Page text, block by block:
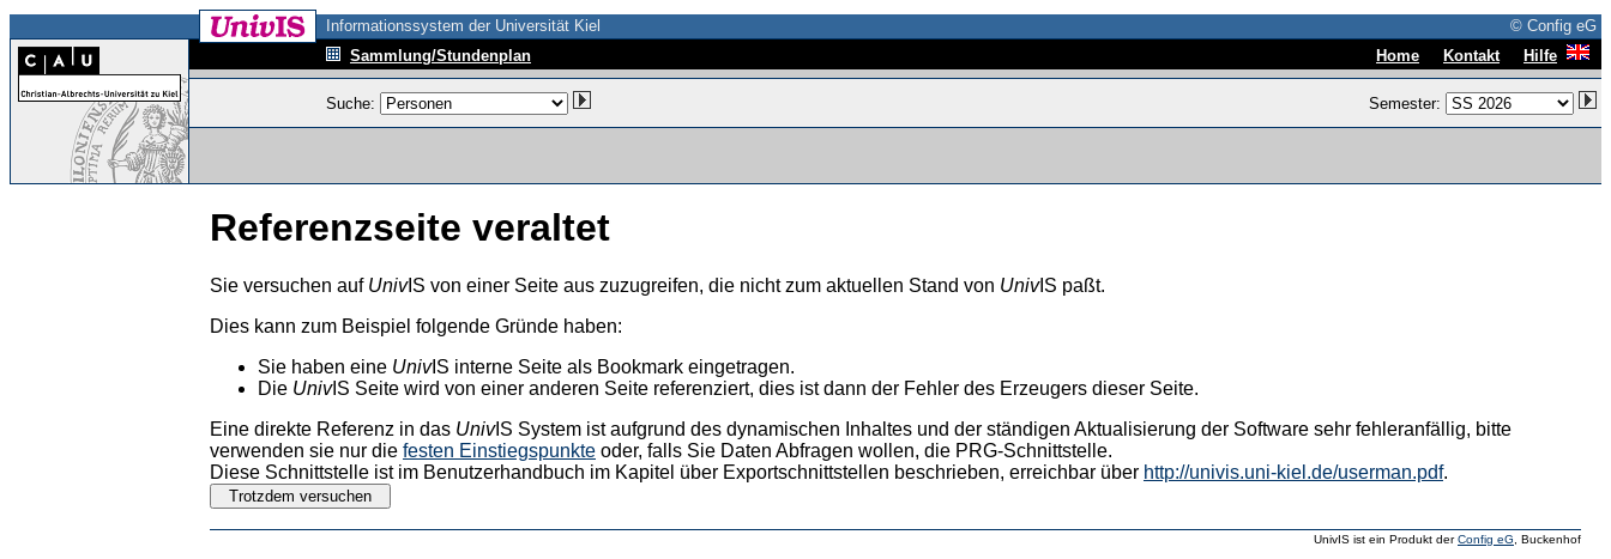
Informationssystem der Universität Kiel
© Config eG
Sammlung/Stundenplan
Home Kontakt Hilfe
Suche: Semester:
Referenzseite veraltet
Sie versuchen auf UnivIS von einer Seite aus zuzugreifen, die nicht zum aktuellen Stand von UnivIS paßt.
Dies kann zum Beispiel folgende Gründe haben:
Sie haben eine UnivIS interne Seite als Bookmark eingetragen.
Die UnivIS Seite wird von einer anderen Seite referenziert, dies ist dann der Fehler des Erzeugers dieser Seite.
Eine direkte Referenz in das UnivIS System ist aufgrund des dynamischen Inhaltes und der ständigen Aktualisierung der Software sehr fehleranfällig, bitte
verwenden sie nur die festen Einstiegspunkte oder, falls Sie Daten Abfragen wollen, die PRG-Schnittstelle.
Diese Schnittstelle ist im Benutzerhandbuch im Kapitel über Exportschnittstellen beschrieben, erreichbar über http://univis.uni-kiel.de/userman.pdf.
UnivIS ist ein Produkt derConfig eG , Buckenhof